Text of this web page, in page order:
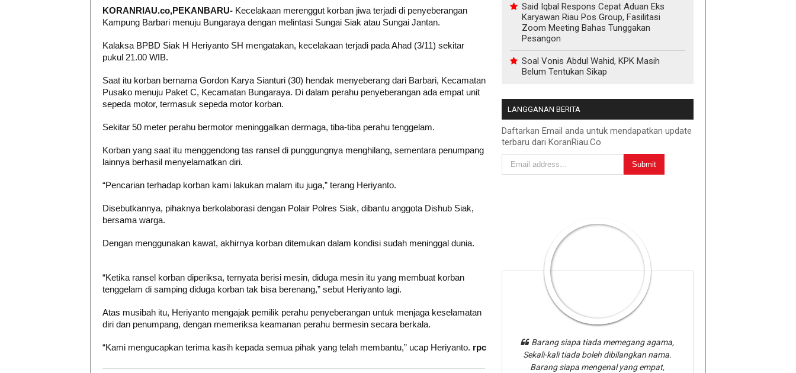
KORANRIAU.co,PEKANBARU- Kecelakaan merenggut korban jiwa terjadi di penyeberangan
Kampung Barbari menuju Bungaraya dengan melintasi Sungai Siak atau Sungai Jantan.
Kalaksa BPBD Siak H Heriyanto SH mengatakan, kecelakaan terjadi pada Ahad (3/11) sekitar
pukul 21.00 WIB.
Saat itu korban bernama Gordon Karya Sianturi (30) hendak menyeberang dari Barbari, Kecamatan
Pusako menuju Paket C, Kecamatan Bungaraya. Di dalam perahu penyeberangan ada empat unit
sepeda motor, termasuk sepeda motor korban.
Sekitar 50 meter perahu bermotor meninggalkan dermaga, tiba-tiba perahu tenggelam.
Korban yang saat itu menggendong tas ransel di punggungnya menghilang, sementara penumpang
lainnya berhasil menyelamatkan diri.
“Pencarian terhadap korban kami lakukan malam itu juga,” terang Heriyanto.
Disebutkannya, pihaknya berkolaborasi dengan Polair Polres Siak, dibantu anggota Dishub Siak,
bersama warga.
Dengan menggunakan kawat, akhirnya korban ditemukan dalam kondisi sudah meninggal dunia.
“Ketika ransel korban diperiksa, ternyata berisi mesin, diduga mesin itu yang membuat korban
tenggelam di samping diduga korban tak bisa berenang,” sebut Heriyanto lagi.
Atas musibah itu, Heriyanto mengajak pemilik perahu penyeberangan untuk menjaga keselamatan
diri dan penumpang, dengan memeriksa keamanan perahu bermesin secara berkala.
“Kami mengucapkan terima kasih kepada semua pihak yang telah membantu,” ucap Heriyanto. rpc
Said Iqbal Respons Cepat Aduan Eks
Karyawan Riau Pos Group, Fasilitasi
Zoom Meeting Bahas Tunggakan
Pesangon
Soal Vonis Abdul Wahid, KPK Masih
Belum Tentukan Sikap
LANGGANAN BERITA
Daftarkan Email anda untuk mendapatkan update
terbaru dari KoranRiau.Co
Barang siapa tiada memegang agama,
Sekali-kali tiada boleh dibilangkan nama.
Barang siapa mengenal yang empat,